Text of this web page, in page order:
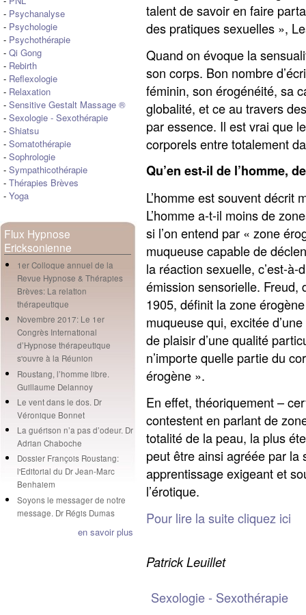
- Psychanalyse
- Psychologie
- Psychothérapie
- Qi Gong
- Rebirth
- Reflexologie
- Relaxation
- Sensitive Gestalt Massage ®
- Sexologie - Sexothérapie
- Shiatsu
- Somatothérapie
- Sophrologie
- Sympathicothérapie
- Thérapies Brèves
- Yoga
Flux Hypnose
Ericksonienne
1er Colloque annuel de la
Revue Hypnose & Thérapies
Brèves: La relation
thérapeutique
Novembre 2017: Le 1er
Congrès International
d’Hypnose thérapeutique
s'ouvre à la Réunion
Roustang, l’homme libre.
Guillaume Delannoy
Le vent dans le dos. Dr
Véronique Bonnet
La guérison n’a pas d’odeur. Dr
Adrian Chaboche
Dossier François Roustang:
l'Editorial du Dr Jean-Marc
Benhaiem
Soyons le messager de notre
message. Dr Régis Dumas
en savoir plus
talent de savoir en faire
des pratiques sexuelles »,
Quand on évoque la
son corps. Bon nombre
féminin, son érogénéité, sa
globalité, et ce au travers
par essence. Il est vrai que
corporels entre totalement
Qu’en est-il de l’homme,
L’homme est souvent décrit
L’homme a-t-il moins de
si l’on entend par « zone
muqueuse capable de
la réaction sexuelle, c’est-
émission sensorielle. Freud,
1905, définit la zone
muqueuse qui, excitée
de plaisir d’une qualité
n’importe quelle partie du
érogène ».
En effet, théoriquement –
contestent en parlant de
totalité de la peau, la plus
peut être ainsi agréée par la
apprentissage exigeant et
l’érotique.
Pour lire la suite cliquez ici
Patrick Leuillet
Sexologie - Sexothérapie